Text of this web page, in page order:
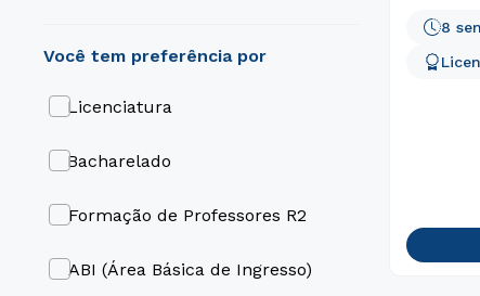
Licenciatura
Bacharelado
Formação de Professores R2
ABI (Área Básica de Ingresso)
8